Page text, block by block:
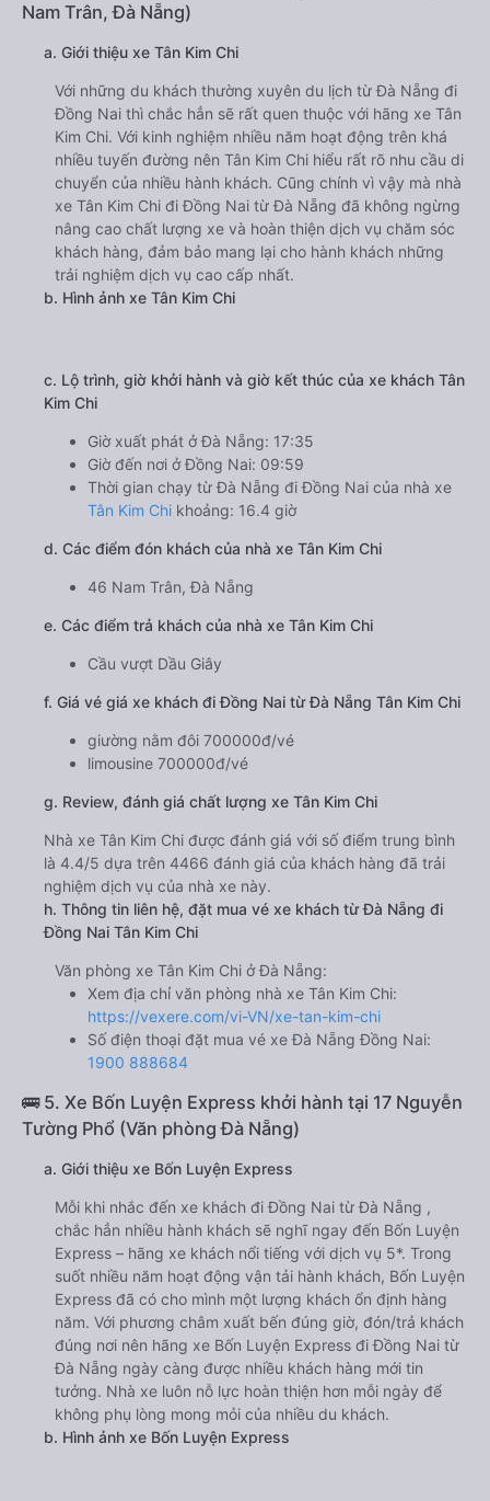
Nam Trân, Đà Nẵng)
a. Giới thiệu xe Tân Kim Chi
Với những du khách thường xuyên du lịch từ Đà Nẵng đi
Đồng Nai thì chắc hẳn sẽ rất quen thuộc với hãng xe Tân
Kim Chi. Với kinh nghiệm nhiều năm hoạt động trên khá
nhiều tuyến đường nên Tân Kim Chi hiểu rất rõ nhu cầu di
chuyển của nhiều hành khách. Cũng chính vì vậy mà nhà
xe Tân Kim Chi đi Đồng Nai từ Đà Nẵng đã không ngừng
nâng cao chất lượng xe và hoàn thiện dịch vụ chăm sóc
khách hàng, đảm bảo mang lại cho hành khách những
trải nghiệm dịch vụ cao cấp nhất.
b. Hình ảnh xe Tân Kim Chi
c. Lộ trình, giờ khởi hành và giờ kết thúc của xe khách Tân
Kim Chi
Giờ xuất phát ở Đà Nẵng: 17:35
Giờ đến nơi ở Đồng Nai: 09:59
Thời gian chạy từ Đà Nẵng đi Đồng Nai của nhà xe
Tân Kim Chi khoảng: 16.4 giờ
d. Các điểm đón khách của nhà xe Tân Kim Chi
46 Nam Trân, Đà Nẵng
e. Các điểm trả khách của nhà xe Tân Kim Chi
Cầu vượt Dầu Giây
f. Giá vé giá xe khách đi Đồng Nai từ Đà Nẵng Tân Kim Chi
giường nằm đôi 700000đ/vé
limousine 700000đ/vé
g. Review, đánh giá chất lượng xe Tân Kim Chi
Nhà xe Tân Kim Chi được đánh giá với số điểm trung bình
là 4.4/5 dựa trên 4466 đánh giá của khách hàng đã trải
nghiệm dịch vụ của nhà xe này.
h. Thông tin liên hệ, đặt mua vé xe khách từ Đà Nẵng đi
Đồng Nai Tân Kim Chi
Văn phòng xe Tân Kim Chi ở Đà Nẵng:
Xem địa chỉ văn phòng nhà xe Tân Kim Chi:
https://vexere.com/vi-VN/xe-tan-kim-chi
Số điện thoại đặt mua vé xe Đà Nẵng Đồng Nai:
1900 888684
🚌 5. Xe Bốn Luyện Express khởi hành tại 17 Nguyễn
Tường Phổ (Văn phòng Đà Nẵng)
a. Giới thiệu xe Bốn Luyện Express
Mỗi khi nhắc đến xe khách đi Đồng Nai từ Đà Nẵng ,
chắc hẳn nhiều hành khách sẽ nghĩ ngay đến Bốn Luyện
Express – hãng xe khách nổi tiếng với dịch vụ 5*. Trong
suốt nhiều năm hoạt động vận tải hành khách, Bốn Luyện
Express đã có cho mình một lượng khách ổn định hàng
năm. Với phương châm xuất bến đúng giờ, đón/trả khách
đúng nơi nên hãng xe Bốn Luyện Express đi Đồng Nai từ
Đà Nẵng ngày càng được nhiều khách hàng mới tin
tưởng. Nhà xe luôn nỗ lực hoàn thiện hơn mỗi ngày để
không phụ lòng mong mỏi của nhiều du khách.
b. Hình ảnh xe Bốn Luyện Express